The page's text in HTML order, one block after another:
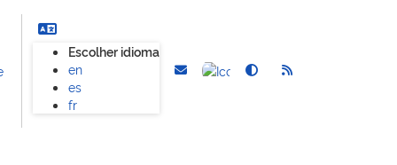
Escolher idioma
en
es
fr